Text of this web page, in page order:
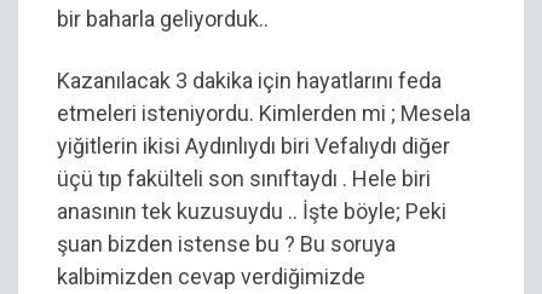
bir baharla geliyorduk..
Kazanılacak 3 dakika için hayatlarını feda
etmeleri isteniyordu. Kimlerden mi ; Mesela
yiğitlerin ikisi Aydınlıydı biri Vefalıydı diğer
üçü tıp fakülteli son sınıftaydı . Hele biri
anasının tek kuzusuydu .. İşte böyle; Peki
şuan bizden istense bu ? Bu soruya
kalbimizden cevap verdiğimizde